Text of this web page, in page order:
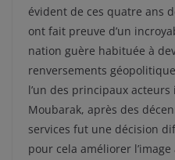
évident de ces quatre ans
ont fait preuve d’un
nation guère habituée à
renversements
l’un des principaux
Moubarak, après des
services fut une décision
pour cela améliorer